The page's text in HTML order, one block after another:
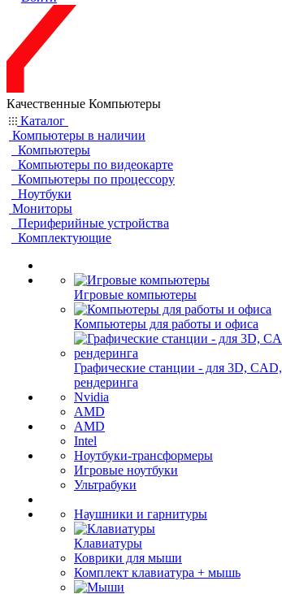
Качественные Компьютеры
Каталог
Компьютеры в наличии
Компьютеры
Компьютеры по видеокарте
Компьютеры по процессору
Ноутбуки
Мониторы
Периферийные устройства
Комплектующие
Игровые компьютеры
Компьютеры для работы и офиса
Графические станции - для 3D, CAD,
рендеринга
Nvidia
AMD
AMD
Intel
Ноутбуки-трансформеры
Игровые ноутбуки
Ультрабуки
Наушники и гарнитуры
Клавиатуры
Коврики для мыши
Комплект клавиатура + мышь